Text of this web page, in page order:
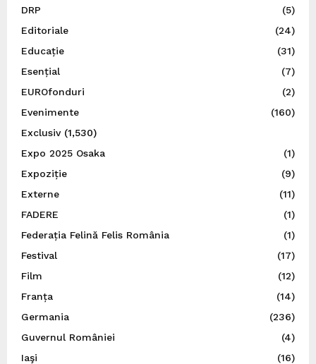
DRP
(5)
Editoriale
(24)
Educație
(31)
Esențial
(7)
EUROfonduri
(2)
Evenimente
(160)
Exclusiv(1,530)
Expo 2025 Osaka
(1)
Expoziție
(9)
Externe
(11)
FADERE
(1)
Federația Felină Felis România
(1)
Festival
(17)
Film
(12)
Franța
(14)
Germania
(236)
Guvernul României
(4)
Iaşi
(16)